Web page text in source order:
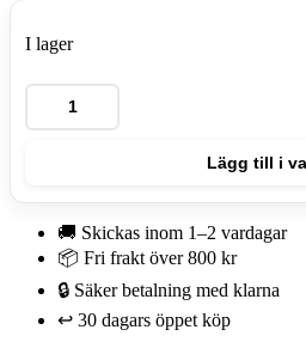
I lager
Ravensburger
Pussel
-
100
XXL
mängd
Lägg till i
🚚 Skickas inom 1–2 vardagar
📦 Fri frakt över 800 kr
🔒 Säker betalning med klarna
↩️ 30 dagars öppet köp